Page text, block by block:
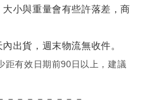
小與重量會有些許落差，商
出貨，週末物流無收件。
距有效日期前90日以上，建議
－－－－－－－－